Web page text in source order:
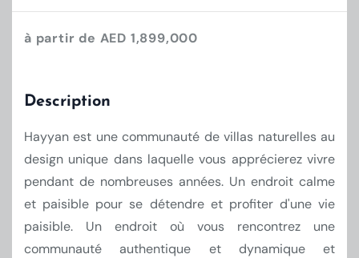
à partir de AED 1,899,000
Description
Hayyan est une communauté de villas naturelles au
design unique dans laquelle vous apprécierez vivre
pendant de nombreuses années. Un endroit calme
et paisible pour se détendre et profiter d'une vie
paisible. Un endroit où vous rencontrez une
communauté authentique et dynamique et